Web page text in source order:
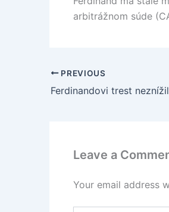
arbitrážnom súde
PREVIOUS
Ferdinandovi trest
Leave a
Your email address